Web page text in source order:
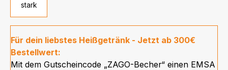
stark
Für dein liebstes Heißgetränk - Jetzt ab 300€
Bestellwert:
Mit dem Gutscheincode „ZAGO-Becher“ einen EMSA